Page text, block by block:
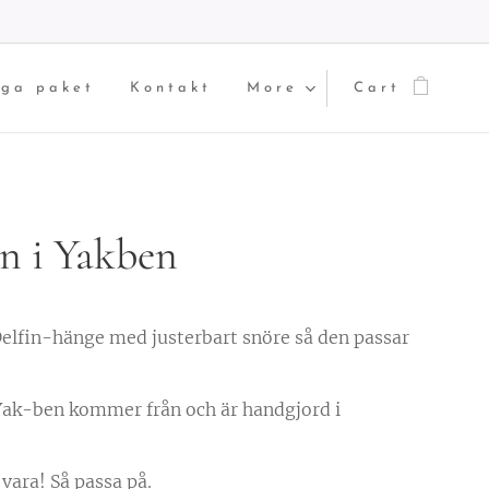
paket Kontakt More Cart
i Yakben
hänge med justerbart snöre så den passar
ben kommer från och är handgjord i
Så passa på.